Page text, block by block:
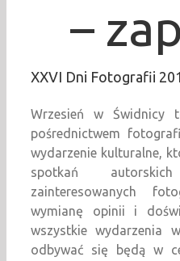
–
XXVI Dni Fotografii
Wrzesień w Świdnicy
pośrednictwem
wydarzenie kulturalne,
spotkań
zainteresowanych
wymianę opinii i
wszystkie wydarzenia
odbywać się będą w